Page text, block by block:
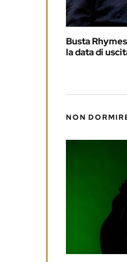
Busta
la data di
NON